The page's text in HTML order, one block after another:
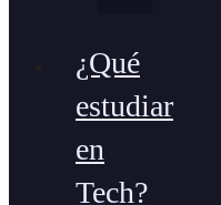
¿Qué
estudiar
en
Tech?